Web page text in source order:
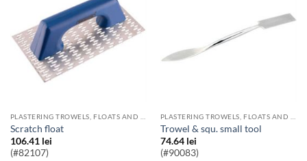
PLASTERING TROWELS, FLOATS AND SPONGES
scratch float
106.41 lei
(#82107)
PLASTERING TROWELS, FLOATS AND SPONGES
trowel & squ. small tool
74.64 lei
(#90083)